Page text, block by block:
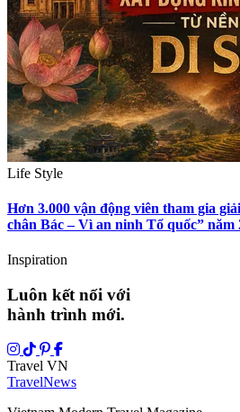
Life Style
Hơn 3.000 vận động viên tham gia
chân Bác – Vì an ninh Tổ quốc” năm
Inspiration
Luôn kết nối với
hành trình mới.
Travel VN
TravelNews